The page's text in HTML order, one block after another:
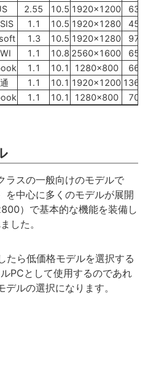
2.55 10.5 1920×1200
1.1 10.5 1920×1280
1.3 10.5 1920×1280
1.1 10.8 2560×1600
1.1 10.1 1280×800
1.1 10.1 1920×1200
1.1 10.1 1280×800
スの一般向けのモデルで
中心に多くのモデルが展開
）で基本的な機能を装備し
した。
たら低価格モデルを選択する
PCとして使用するのであれ
ルの選択になります。